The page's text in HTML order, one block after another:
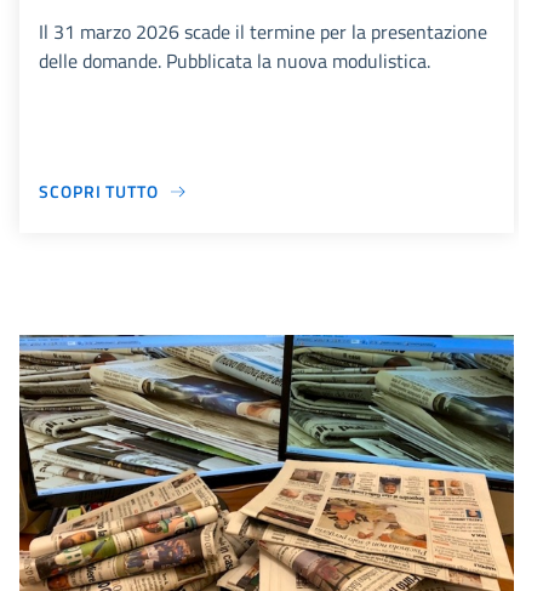
Il 31 marzo 2026 scade il termine per la presentazione
delle domande. Pubblicata la nuova modulistica.
SCOPRI TUTTO